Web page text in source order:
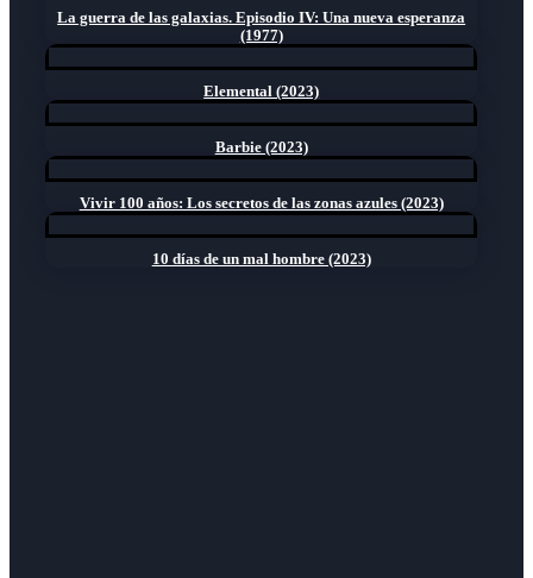
La guerra de las galaxias. Episodio IV: Una nueva esperanza
(1977)
Elemental (2023)
Barbie (2023)
Vivir 100 años: Los secretos de las zonas azules (2023)
10 días de un mal hombre (2023)